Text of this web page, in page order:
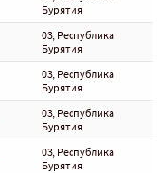
Бурятия
03, Республика
Бурятия
03, Республика
Бурятия
03, Республика
Бурятия
03, Республика
Бурятия